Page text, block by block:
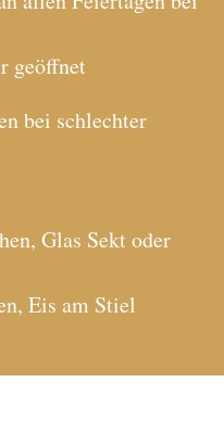
geöffnet
bei schlechter
Glas Sekt oder
Eis am Stiel